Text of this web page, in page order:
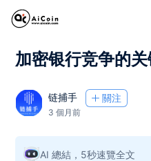
加密银行竞争的
链捕手 關注
3 個月前
AI 總結，5秒速覽全文